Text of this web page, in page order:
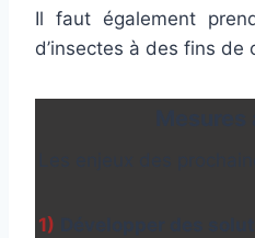
Il faut également
d’insectes à des fins de
1)